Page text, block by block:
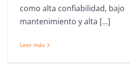
como alta confiabilidad, bajo
mantenimiento y alta [...]
Leer más